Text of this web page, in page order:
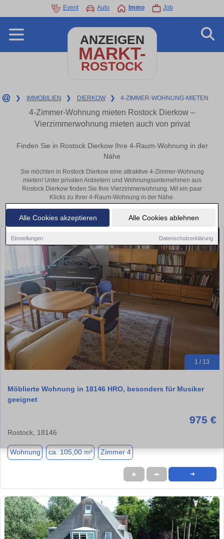
Alle Cookies akzeptieren Alle Cookies ablehnen
Einstellungen Datenschutzerklärung
Event Auto Immo Job
ANZEIGEN
MARKT-
ROSTOCK
❯ IMMOBILIEN ❯ DIERKOW ❯ 4-ZIMMER-WOHNUNG-MIETEN
4-Zimmer-Wohnung mieten Rostock Dierkow –
Vierzimmerwohnung mieten auch von privat
Finden Sie in Rostock Dierkow Ihre 4-Raum-Wohnung in der
Nähe
Sie möchten in Rostock Dierkow eine attraktive 4-Zimmer-Wohnung
mieten! Unter privaten Anbietern und Wohnungsunternehmen aus
Rostock Dierkow finden Sie Ihre Vierzimmerwohnung. Mit ein paar
Klicks zu Ihrer 4-Raum-Wohnung in der Nähe.
Aktuelle Wohnung zum mieten
1 / 13
Möblierte Wohnung in 18146 HRO, besonders für Musiker
geeignet
975 €
Rostock, 18146
Wohnung ca. 105,00 m² Zimmer 4
★ ➦ ➜